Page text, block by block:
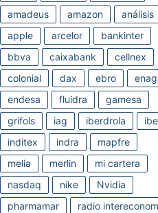
amadeus
amazon
análisis
apple
arcelor
bankinter
bbva
caixabank
cellnex
colonial
dax ebro
endesa
fluidra
gamesa
grifols
iag iberdrola
inditex
indra
mapfre
melia
merlin
mi cartera
nasdaq
nike
Nvidia
pharmamar
radio